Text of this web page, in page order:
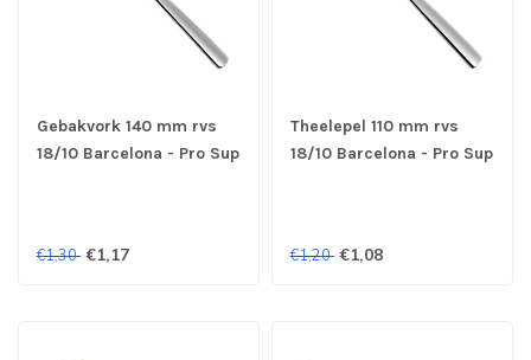
Gebakvork 140 mm rvs
18/10 Barcelona - Pro Sup
€1,30 €1,17
Theelepel 110 mm rvs
18/10 Barcelona - Pro Sup
€1,20 €1,08